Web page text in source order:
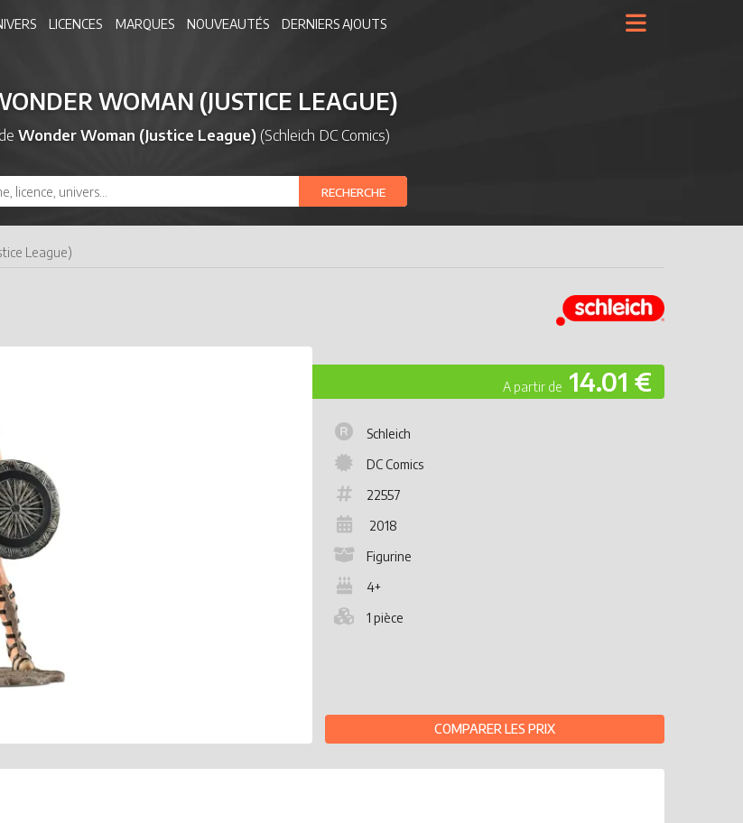
LICENCES MARQUES NOUVEAUTÉS DERNIERS AJOUTS
WOMAN (JUSTICE LEAGUE)
Wonder Woman (Justice League)(Schleich DC Comics)
RECHERCHE
League)
14.01 €
Schleich
DC Comics
22557
2018
Figurine
4+
1 pièce
COMPARER LES PRIX